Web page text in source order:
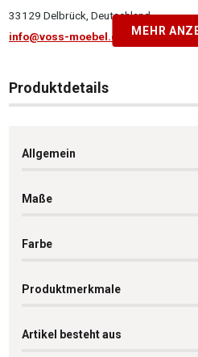
33129 Delbrück, Deutschland
info@voss-moebel.de
MEHR
Produktdetails
Allgemein
Maße
Farbe
Produktmerkmale
Artikel besteht aus